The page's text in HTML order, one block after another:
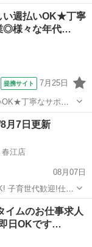
活躍中！好環境で
い週払いOK★丁寧
◎様々な年代…
提携サイト 7月25日
OK★丁寧なサポー
躍中！働きやすい
月7日更新
江店
08月07日
子育世代歓迎!仕事
内容> <ヘアカラ
お好みとイメージ
イムのお仕事求人
日OKです…